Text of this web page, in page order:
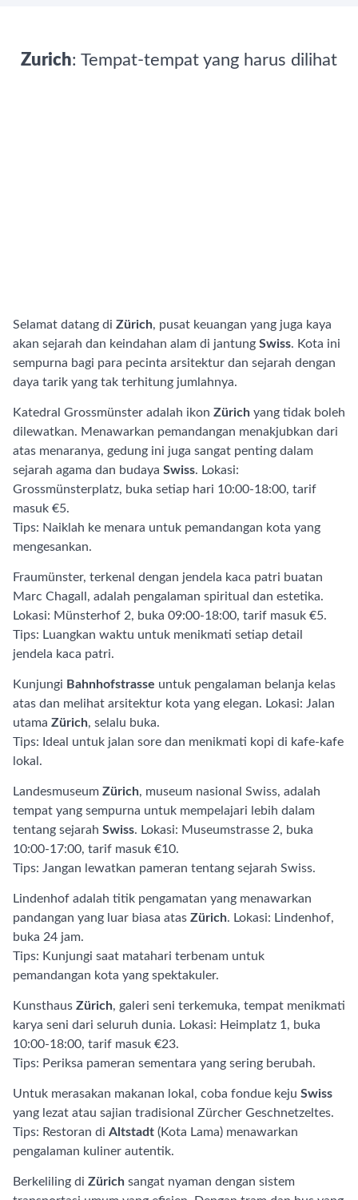
Zurich: Tempat-tempat yang harus dilihat
Selamat datang di Zürich, pusat keuangan yang juga kaya
akan sejarah dan keindahan alam di jantung Swiss. Kota ini
sempurna bagi para pecinta arsitektur dan sejarah dengan
daya tarik yang tak terhitung jumlahnya.
Katedral Grossmünster adalah ikon Zürich yang tidak boleh
dilewatkan. Menawarkan pemandangan menakjubkan dari
atas menaranya, gedung ini juga sangat penting dalam
sejarah agama dan budaya Swiss. Lokasi:
Grossmünsterplatz, buka setiap hari 10:00-18:00, tarif
masuk €5.
Tips: Naiklah ke menara untuk pemandangan kota yang
mengesankan.
Fraumünster, terkenal dengan jendela kaca patri buatan
Marc Chagall, adalah pengalaman spiritual dan estetika.
Lokasi: Münsterhof 2, buka 09:00-18:00, tarif masuk €5.
Tips: Luangkan waktu untuk menikmati setiap detail
jendela kaca patri.
Kunjungi Bahnhofstrasse untuk pengalaman belanja kelas
atas dan melihat arsitektur kota yang elegan. Lokasi: Jalan
utama Zürich, selalu buka.
Tips: Ideal untuk jalan sore dan menikmati kopi di kafe-kafe
lokal.
Landesmuseum Zürich, museum nasional Swiss, adalah
tempat yang sempurna untuk mempelajari lebih dalam
tentang sejarah Swiss. Lokasi: Museumstrasse 2, buka
10:00-17:00, tarif masuk €10.
Tips: Jangan lewatkan pameran tentang sejarah Swiss.
Lindenhof adalah titik pengamatan yang menawarkan
pandangan yang luar biasa atas Zürich. Lokasi: Lindenhof,
buka 24 jam.
Tips: Kunjungi saat matahari terbenam untuk
pemandangan kota yang spektakuler.
Kunsthaus Zürich, galeri seni terkemuka, tempat menikmati
karya seni dari seluruh dunia. Lokasi: Heimplatz 1, buka
10:00-18:00, tarif masuk €23.
Tips: Periksa pameran sementara yang sering berubah.
Untuk merasakan makanan lokal, coba fondue keju Swiss
yang lezat atau sajian tradisional Zürcher Geschnetzeltes.
Tips: Restoran di Altstadt (Kota Lama) menawarkan
pengalaman kuliner autentik.
Berkeliling di Zürich sangat nyaman dengan sistem